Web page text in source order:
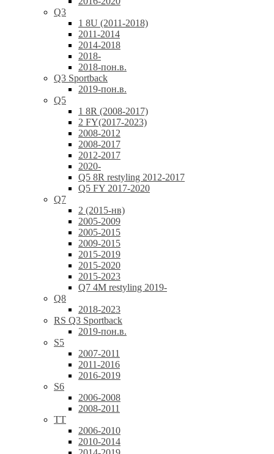
Q3
1 8U (2011-2018)
2011-2014
2014-2018
2018-
2018-пон.в.
Q3 Sportback
2019-пон.в.
Q5
1 8R (2008-2017)
2 FY(2017-2023)
2008-2012
2008-2017
2012-2017
2020-
Q5 8R restyling 2012-2017
Q5 FY 2017-2020
Q7
2 (2015-нв)
2005-2009
2005-2015
2009-2015
2015-2019
2015-2020
2015-2023
Q7 4M restyling 2019-
Q8
2018-2023
RS Q3 Sportback
2019-пон.в.
S5
2007-2011
2011-2016
2016-2019
S6
2006-2008
2008-2011
TT
2006-2010
2010-2014